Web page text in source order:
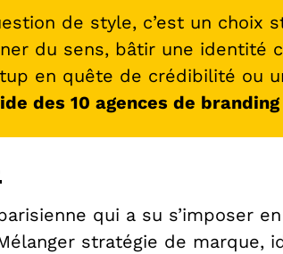
de style, c’est un choix
du sens, bâtir une identité
en quête de crédibilité ou
des 10 agences de
qui a su s’imposer
stratégie de marque,